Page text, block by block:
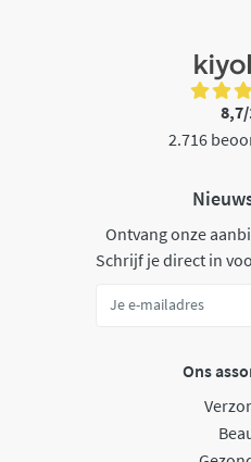
2.716
Ontvang onze
Schrijf je direct in
Ons